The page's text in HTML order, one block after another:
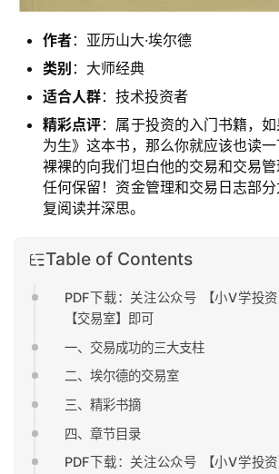
作者：亚历山大·埃尔德
类别 ：大师经典
适合人群：技术投资者
精彩点评：属于投资的入门书籍，
为生》这本书，那么你就应该也读
裸裸的向我们坦白他的交易和交易
任何保留！资金管理和交易日志部
复阅读并深思。
Table of Contents
PDF下载：关注公众号 【小V学投
【交易室】即可
一、交易成功的三大支柱
二、埃尔德的交易室
三、精彩书摘
四、章节目录
PDF下载：关注公众号 【小V学投